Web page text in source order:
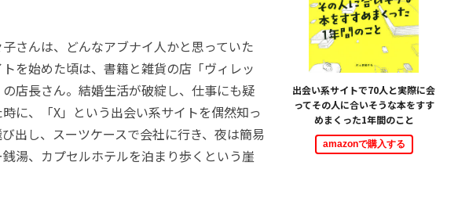
出会い系サイトで70人と実際に会
ってその人に合いそうな本をすす
めまくった1年間のこと
amazonで購入する
さんは、どんなアブナイ人かと思っていた
を始めた頃は、書籍と雑貨の店「ヴィレッ
店長さん。結婚生活が破綻し、仕事にも疑
に、「X」という出会い系サイトを偶然知っ
出し、スーツケースで会社に行き、夜は簡易
湯、カプセルホテルを泊まり歩くという崖